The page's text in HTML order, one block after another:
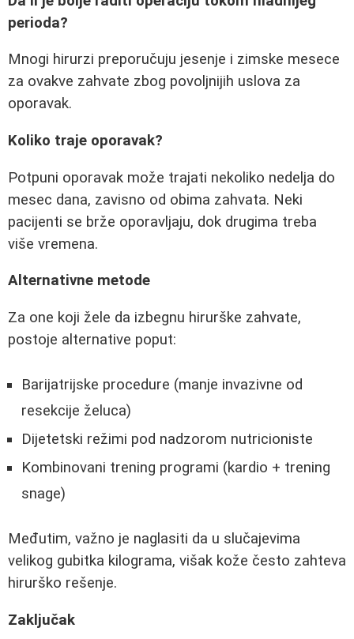
perioda?
Mnogi hirurzi preporučuju jesenje i zimske mesece
za ovakve zahvate zbog povoljnijih uslova za
oporavak.
Koliko traje oporavak?
Potpuni oporavak može trajati nekoliko nedelja do
mesec dana, zavisno od obima zahvata. Neki
pacijenti se brže oporavljaju, dok drugima treba
više vremena.
Alternativne metode
Za one koji žele da izbegnu hirurške zahvate,
postoje alternative poput:
Barijatrijske procedure (manje invazivne od
resekcije želuca)
Dijetetski režimi pod nadzorom nutricioniste
Kombinovani trening programi (kardio + trening
snage)
Međutim, važno je naglasiti da u slučajevima
velikog gubitka kilograma, višak kože često zahteva
hirurško rešenje.
Zaključak